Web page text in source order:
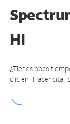
HI
¿Tienes poco
clic en "Hacer cita"